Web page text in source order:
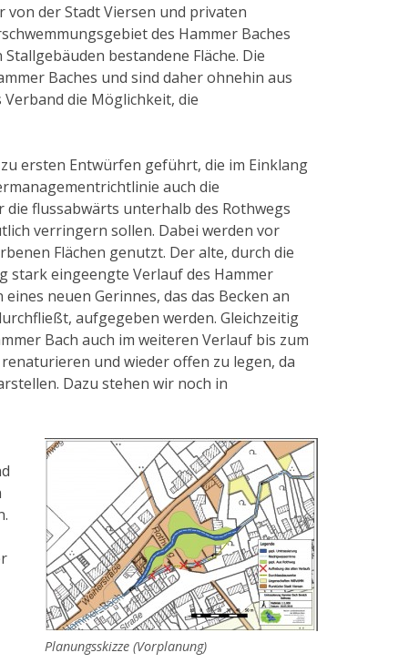
von der Stadt Viersen und privaten
des Hammer Baches
bestandene Fläche. Die
Baches und sind daher ohnehin aus
die Möglichkeit, die
ersten Entwürfen geführt, die im Einklang
auch die
die flussabwärts unterhalb des Rothwegs
verringern sollen. Dabei werden vor
Flächen genutzt. Der alte, durch die
stark eingeengte Verlauf des Hammer
neuen Gerinnes, das das Becken an
aufgegeben werden. Gleichzeitig
Bach auch im weiteren Verlauf bis zum
und wieder offen zu legen, da
Dazu stehen wir noch in
Planungsskizze (Vorplanung)